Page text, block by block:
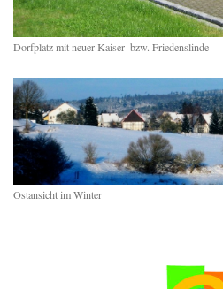
Dorfplatz mit neuer Kaiser- bzw. Friedenslinde
Ostansicht im Winter